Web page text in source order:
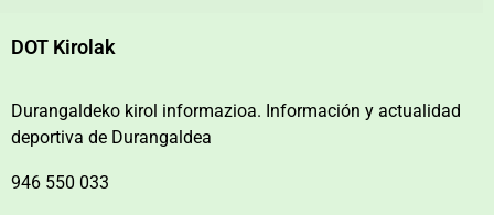
DOT Kirolak
Durangaldeko kirol informazioa. Información y actualidad
deportiva de Durangaldea
946 550 033